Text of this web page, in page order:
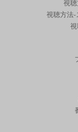
視
視聴方法-